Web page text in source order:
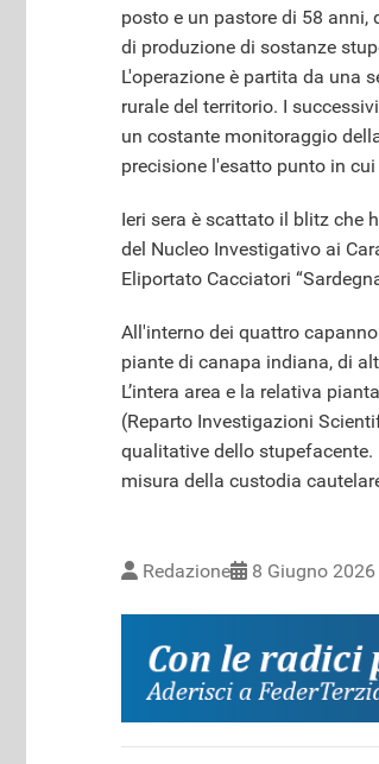
posto e un pastore di 58 anni,
di produzione di sostanze
L'operazione è partita da una
rurale del territorio. I
un costante monitoraggio
precisione l'esatto punto in
Ieri sera è scattato il blitz che
del Nucleo Investigativo ai
Eliportato Cacciatori
All'interno dei quattro
piante di canapa indiana, di
L’intera area e la relativa
(Reparto Investigazioni
qualitative dello
misura della custodia
Redazione 8 Giugno 2026